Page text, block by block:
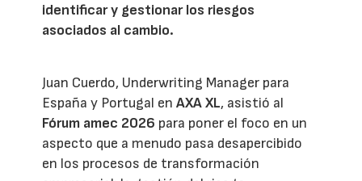
identificar y gestionar los riesgos
asociados al cambio.
Juan Cuerdo, Underwriting Manager para
España y Portugal enAXA XL, asistió al
Fórum amec 2026 para poner el foco en un
aspecto que a menudo pasa desapercibido
en los procesos de transformación